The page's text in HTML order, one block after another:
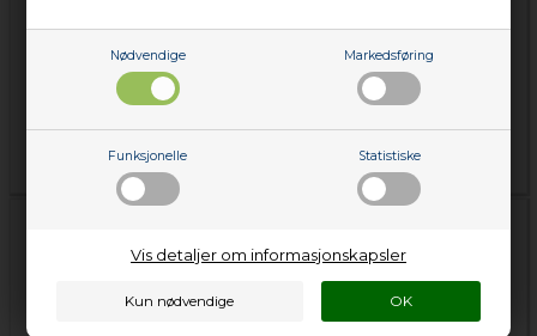
Nødvendige Markedsføring
Funksjonelle Statistiske
Vis detaljer om informasjonskapsler
Slik fungerer din Barbermaskin